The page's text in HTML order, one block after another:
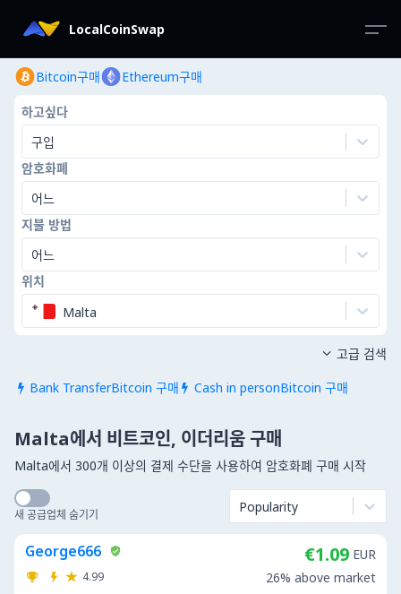
LocalCoinSwap
Bitcoin구매 Ethereum구매
하고싶다
구입
암호화폐
어느
지불 방법
어느
위치
Malta
 Bank TransferBitcoin 구매  Cash in personBitcoin 구매
 고급 검색
Malta에서 비트코인, 이더리움 구매
Malta에서 300개 이상의 결제 수단을 사용하여 암호화폐 구매 시작
새 공급업체 숨기기 Popularity
George666
4.99
€1.09 EUR
26% above market